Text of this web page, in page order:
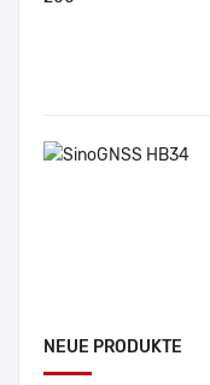
NEUE PRODUKTE